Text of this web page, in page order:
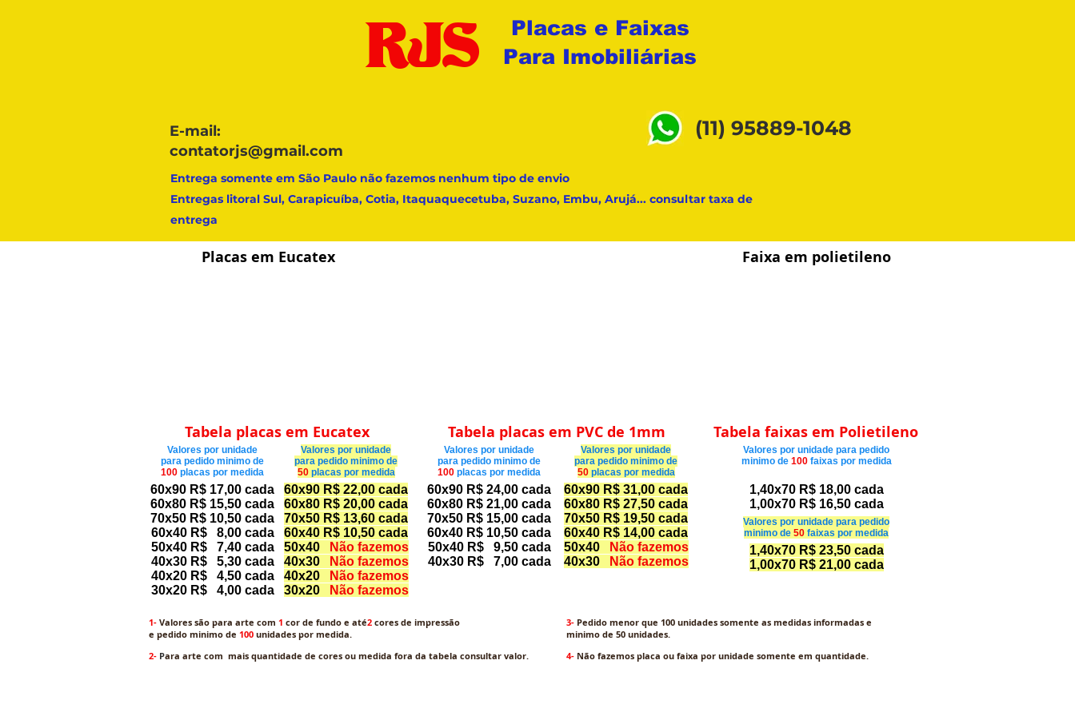
RJS
Placas e Faixas
Para Imobiliárias
E-mail:
contatorjs@gmail.com
(11) 95889-1048
Entrega somente em São Paulo não fazemos nenhum tipo de envio
Entregas litoral Sul, Carapicuíba, Cotia, Itaquaquecetuba, Suzano, Embu, Arujá... consultar taxa de
entrega
Placas em Eucatex
Tabela placas em Eucatex
Faixa em polietileno
Tabela placas em PVC de 1mm Tabela faixas em Polietileno
Valores por unidade
para pedido minimo de
100 placas por medida
Valores por unidade
para pedido minimo de
50placas por medida
Valores por unidade
para pedido minimo de
100 placas por medida
Valores por unidade
para pedido minimo de
50placas por medida
Valores por unidade para pedido
minimo de 100faixas por medida
60x90 R$ 17,00 cada
60x80 R$ 15,50 cada
70x50 R$ 10,50 cada
60x40 R$ 8,00 cada
50x40 R$ 7,40 cada
40x30 R$ 5,30 cada
40x20 R$ 4,50 cada
30x20 R$ 4,00 cada
60x90 R$ 22,00 cada
60x80 R$ 20,00 cada
70x50 R$ 13,60 cada
60x40 R$ 10,50 cada
50x40
Não fazemos
40x30
Não fazemos
40x20
Não fazemos
30x20
Não fazemos
60x90 R$ 24,00 cada
60x80 R$ 21,00 cada
70x50 R$ 15,00 cada
60x40 R$ 10,50 cada
50x40 R$ 9,50 cada
40x30 R$ 7,00 cada
60x90 R$ 31,00 cada
60x80 R$ 27,50 cada
70x50 R$ 19,50 cada
60x40 R$ 14,00 cada
50x40
Não fazemos
40x30
Não fazemos
1,40x70 R$ 18,00 cada
1,00x70 R$ 16,50 cada
Valores por unidade para pedido
minimo de 50 faixas por medida
1,40x70 R$ 23,50 cada
1,00x70 R$ 21,00 cada
1- Valores são para arte com 1 cor de fundo e até2 cores de impressão
e pedido minimo de 100 unidades por medida.
2- Para arte com mais quantidade de cores ou medida fora da tabela consultar valor.
3- Pedido menor que 100 unidades somente as medidas informadas e
minimo de 50 unidades.
4- Não fazemos placa ou faixa por unidade somente em quantidade.